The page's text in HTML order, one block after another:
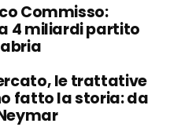
Commisso:
4 miliardi partito
le trattative
fatto la storia: da